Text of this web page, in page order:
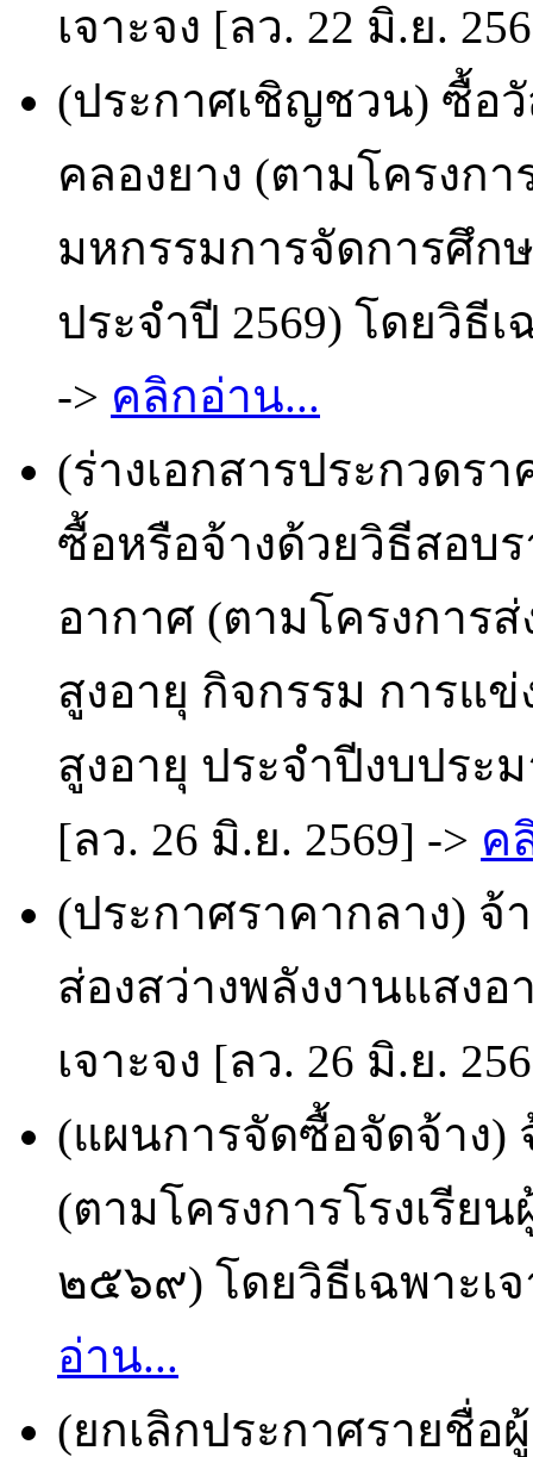
เจาะจง [ลว. 22 มิ.ย.
(ประกาศเชิญชวน) ซื้อ
คลองยาง (ตามโครงก
มหกรรมการจัดการศึก
ประจำปี 2569) โดยวิธีเ
-> คลิกอ่าน...
(ร่างเอกสารประกวดรา
ซื้อหรือจ้างด้วยวิธีสอบ
อากาศ (ตามโครงกา
สูงอายุ กิจกรรม การแ
สูงอายุ ประจำปีงบประ
[ลว. 26 มิ.ย. 2569] -> ค
(ประกาศราคากลาง) จ้
ส่องสว่างพลังงานแสง
เจาะจง [ลว. 26 มิ.ย.
(แผนการจัดซื้อจัดจ้าง)
(ตามโครงการโรงเรีย
๒๕๖๙) โดยวิธีเฉพาะเ
อ่าน...
(ยกเลิกประกาศรายชื่อ